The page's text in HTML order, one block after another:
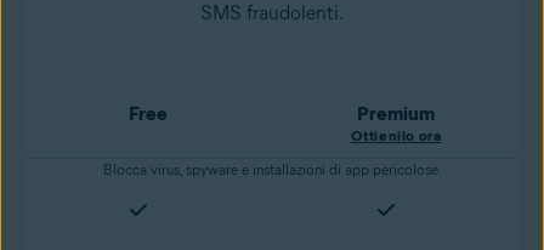
SMS fraudolenti.
Free Premium
Ottienilo ora
Blocca virus, spyware e installazioni di app pericolose.